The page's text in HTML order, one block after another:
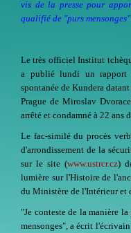
vis de la presse pour
qualifié de "purs mensonges".
Le très officiel Institut
a publié lundi un rapport
spontanée de Kundera
Prague de Miroslav
arrêté et condamné à 22 ans
Le fac-similé du procès
d'arrondissement de la
sur le site (www.ustrcr.cz)
lumière sur l'Histoire de
du Ministère de l'Intérieur et
"Je conteste de la manière
mensonges", a écrit